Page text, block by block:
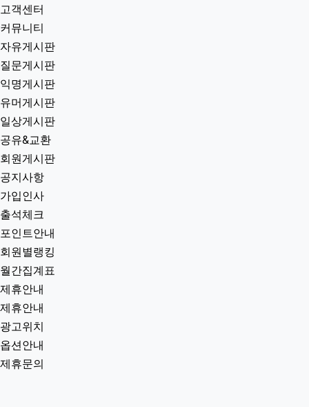
고객센터
커뮤니티
자유게시판
질문게시판
익명게시판
유머게시판
일상게시판
공유&교환
회원게시판
공지사항
가입인사
출석체크
포인트안내
회원별랭킹
월간집계표
제휴안내
제휴안내
광고위치
옵션안내
제휴문의